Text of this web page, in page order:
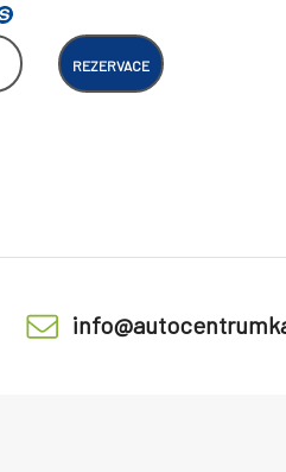
REZERVACE